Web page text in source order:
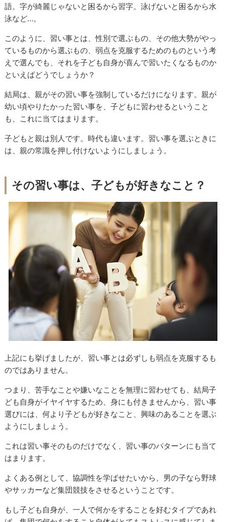
語。字が綺麗じゃないと困るから習字。泳げないと困るから水
泳など…。
このように、習い事とは、性別で選ぶもの、その他大勢がやっ
ているものから選ぶもの、弱点を克服するためのものという考
えで選んでも、それを子ども自身が喜んで習いたくなるものか
といえばどうでしょうか？
結局は、親がその習い事を強制しているだけになります。親が
幼い頃やりたかった習い事を、子どもに習わせるということ
も、これに当てはまります。
子どもと親は別人です。時代も違います。習い事を選ぶときに
は、親の常識を押し付けないようにしましょう。
その習い事は、子どもが好きなこと？
上記にも挙げましたが、習い事とは必ずしも弱点を克服するも
のではありません。
つまり、苦手なことや嫌いなことを無理に習わせても、結局子
ども自身がイヤイヤするため、身にも付きませんから、習い事
選びには、何より子どもが好きなこと、興味のあることを選ぶ
ようにしましょう。
これは習い事そのものだけでなく、習い事のパターンにも当て
はまります。
よくある例として、協調性を学ばせたいから、男の子なら野球
やサッカーなど集団競技をさせるということです。
もし子ども自身が、一人で何かをすることを好むタイプであれ